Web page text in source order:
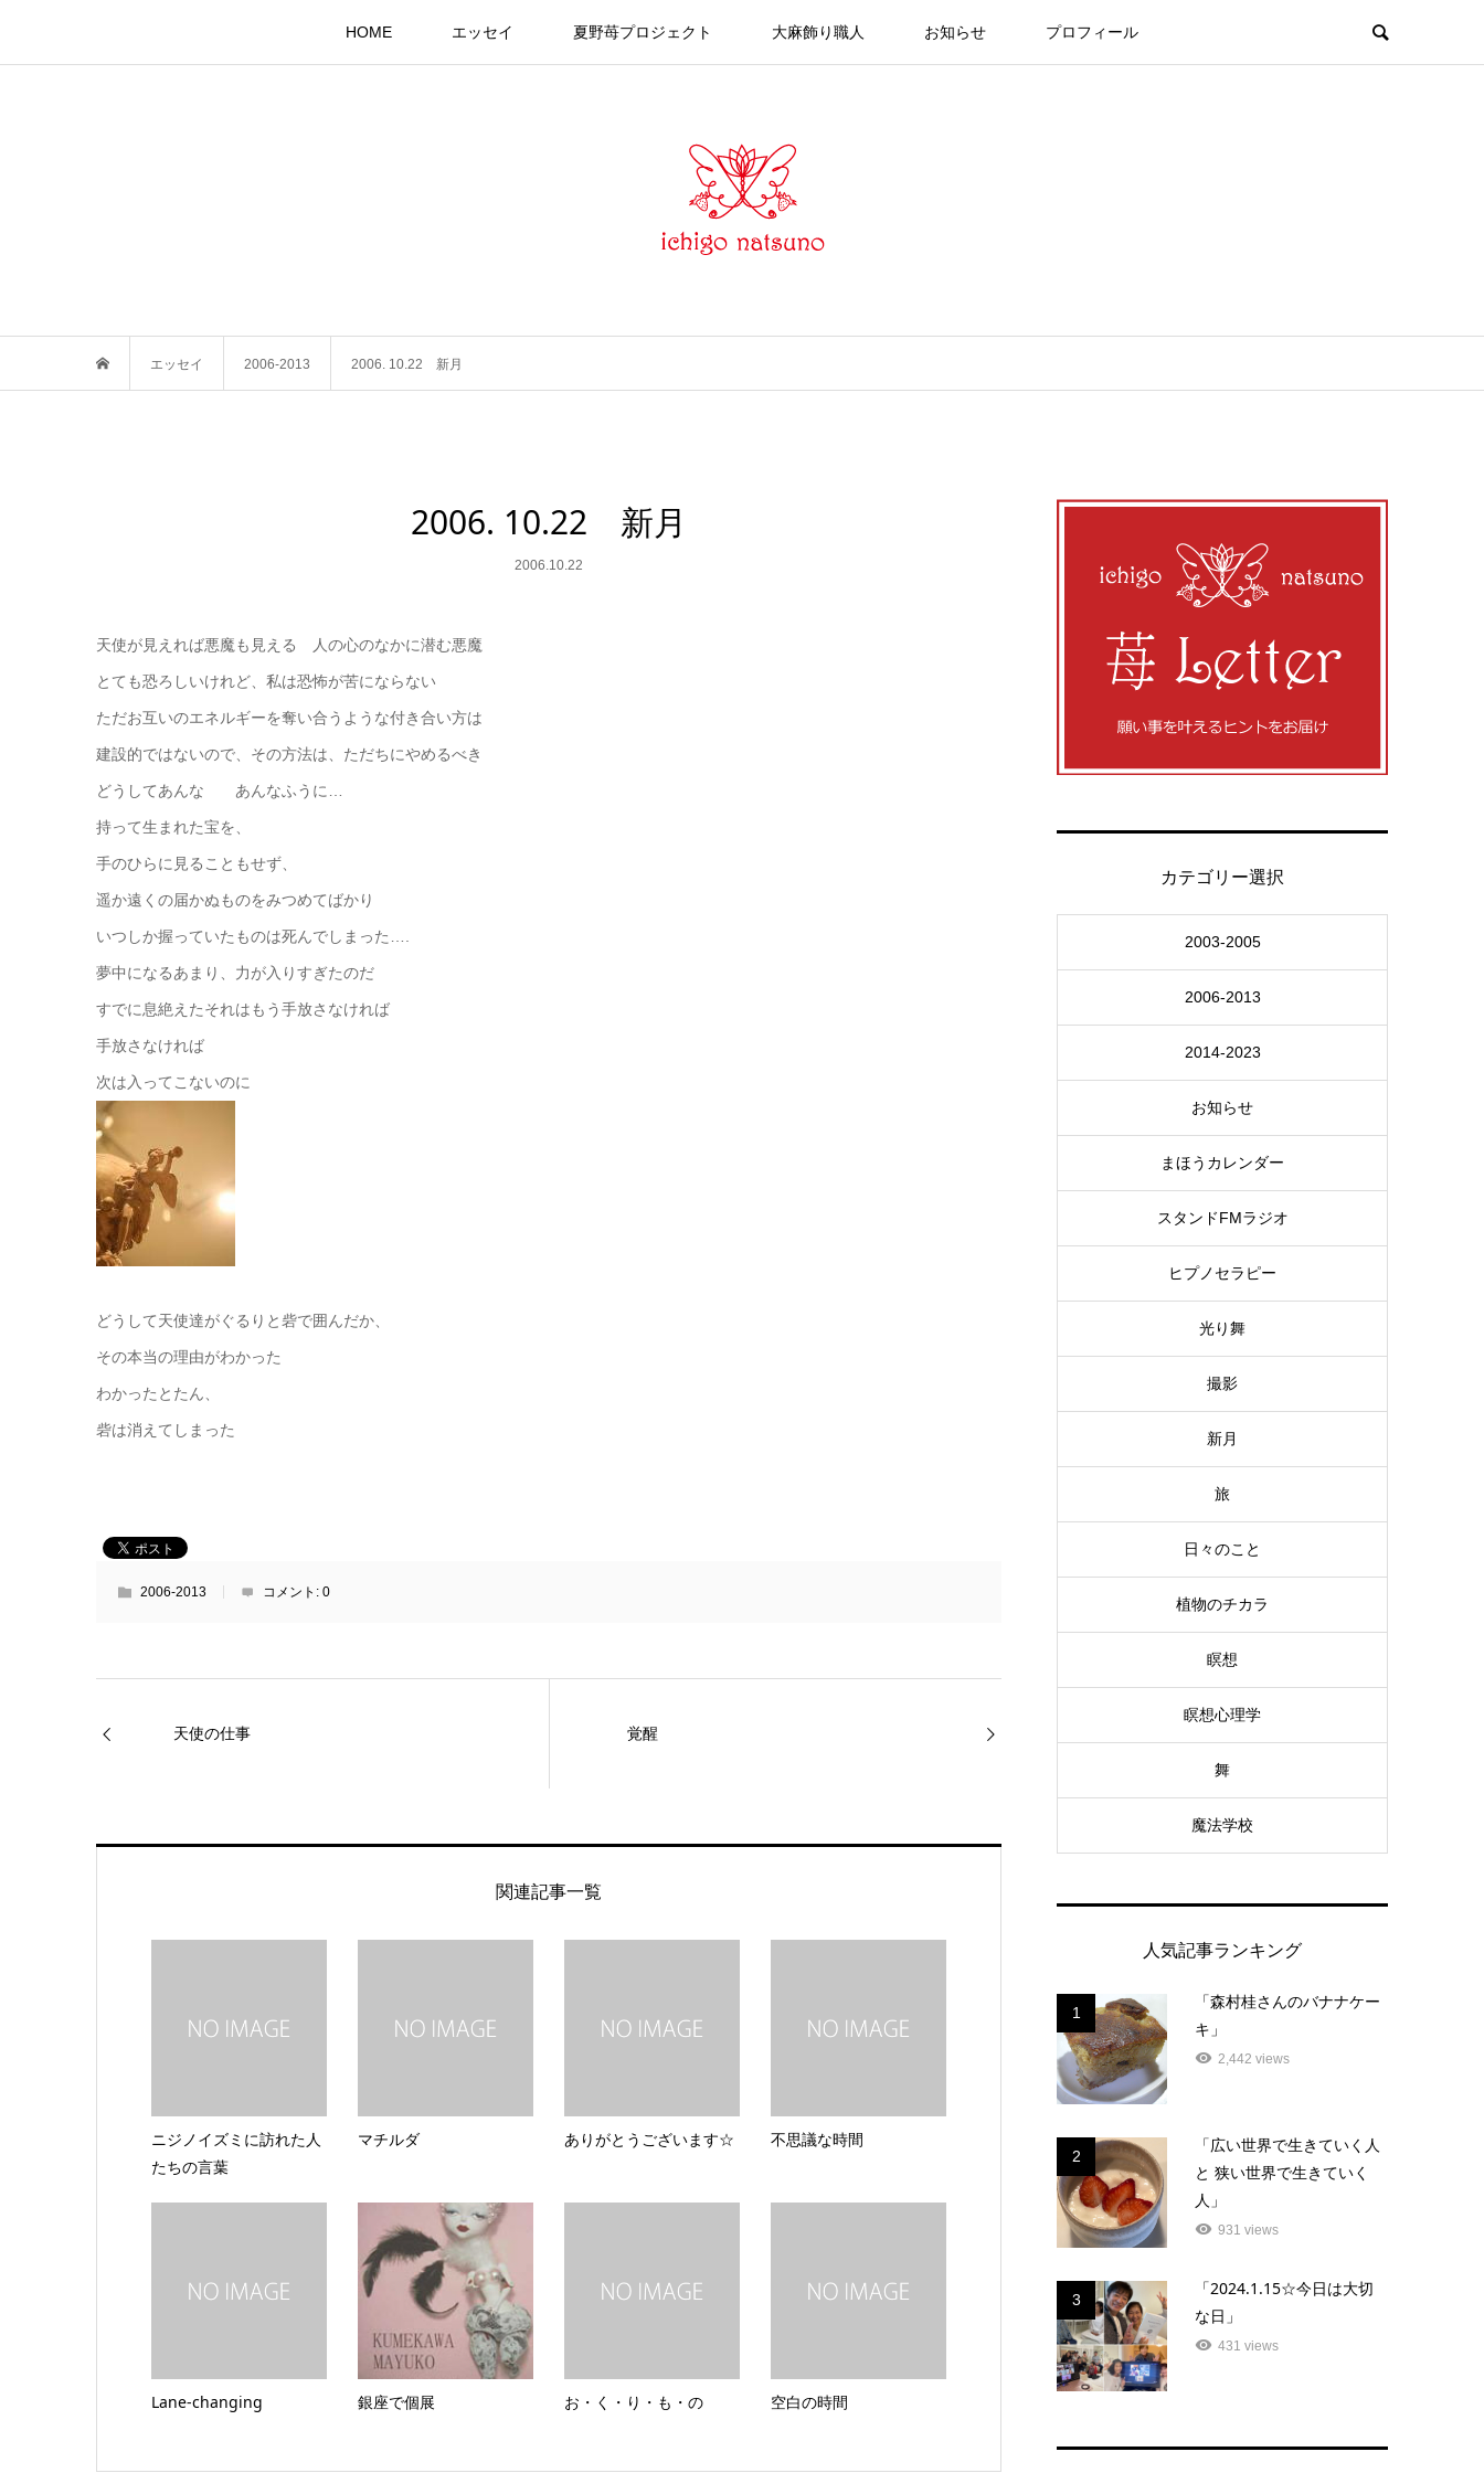
HOME エッセイ 夏野苺プロジェクト 大麻飾り職人 お知らせ プロフィール
エッセイ 2006-2013 2006. 10.22 新月
2006. 10.22 新月
2006.10.22
天使が見えれば悪魔も見える 人の心のなかに潜む悪魔
とても恐ろしいけれど、私は恐怖が苦にならない
ただお互いのエネルギーを奪い合うような付き合い方は
建設的ではないので、その方法は、ただちにやめるべき
どうしてあんな あんなふうに…
持って生まれた宝を、
手のひらに見ることもせず、
遥か遠くの届かぬものをみつめてばかり
いつしか握っていたものは死んでしまった….
夢中になるあまり、力が入りすぎたのだ
すでに息絶えたそれはもう手放さなければ
手放さなければ
次は入ってこないのに
どうして天使達がぐるりと砦で囲んだか、
その本当の理由がわかった
わかったとたん、
砦は消えてしまった
2006-2013 コメント: 0
天使の仕事 覚醒
関連記事一覧
ニジノイズミに訪れた人
たちの言葉
マチルダ ありがとうございます☆ 不思議な時間
Lane-changing 銀座で個展 お・く・り・も・の 空白の時間
カテゴリー選択
2003-2005
2006-2013
2014-2023
お知らせ
まほうカレンダー
スタンドFMラジオ
ヒプノセラピー
光り舞
撮影
新月
旅
日々のこと
植物のチカラ
瞑想
瞑想心理学
舞
魔法学校
人気記事ランキング
1
「森村桂さんのバナナケー
キ」
2,442 views
2
「広い世界で生きていく人
と 狭い世界で生きていく
人」
931 views
3
「2024.1.15☆今日は大切
な日」
431 views